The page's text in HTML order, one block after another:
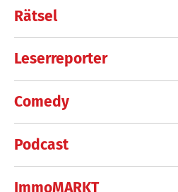
Rätsel
Leserreporter
Comedy
Podcast
ImmoMARKT